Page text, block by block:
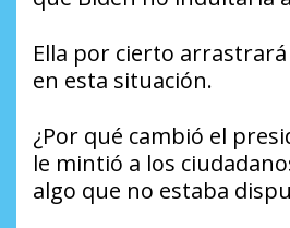
Ella por cierto
en esta situación.
¿Por qué cambió el
le mintió a los
algo que no estaba